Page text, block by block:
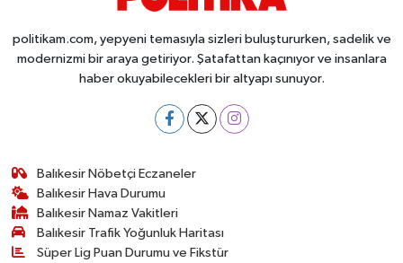
politikam.com, yepyeni temasıyla sizleri buluştururken, sadelik ve
modernizmi bir araya getiriyor. Şatafattan kaçınıyor ve insanlara
haber okuyabilecekleri bir altyapı sunuyor.
Balıkesir Nöbetçi Eczaneler
Balıkesir Hava Durumu
Balıkesir Namaz Vakitleri
Balıkesir Trafik Yoğunluk Haritası
Süper Lig Puan Durumu ve Fikstür